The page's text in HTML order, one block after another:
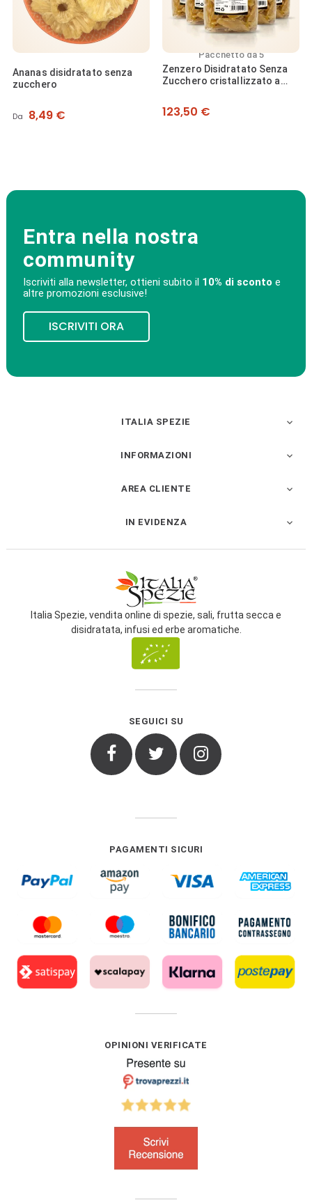
Ananas disidratato senza
zucchero
Da Prezzo
8,49 €
Pacchetto da 5
Zenzero Disidratato Senza
Zucchero cristallizzato a
Prezzo
123,50 €
Entra nella nostra
community
Iscriviti alla newsletter, ottieni subito il 10% di sconto e
altre promozioni esclusive!
ISCRIVITI ORA
ITALIA SPEZIE 
INFORMAZIONI 
AREA CLIENTE 
IN EVIDENZA 
Italia Spezie, vendita online di spezie, sali, frutta secca e
disidratata, infusi ed erbe aromatiche.
SEGUICI SU
Facebook Twitter Instagram
PAGAMENTI SICURI
OPINIONI VERIFICATE